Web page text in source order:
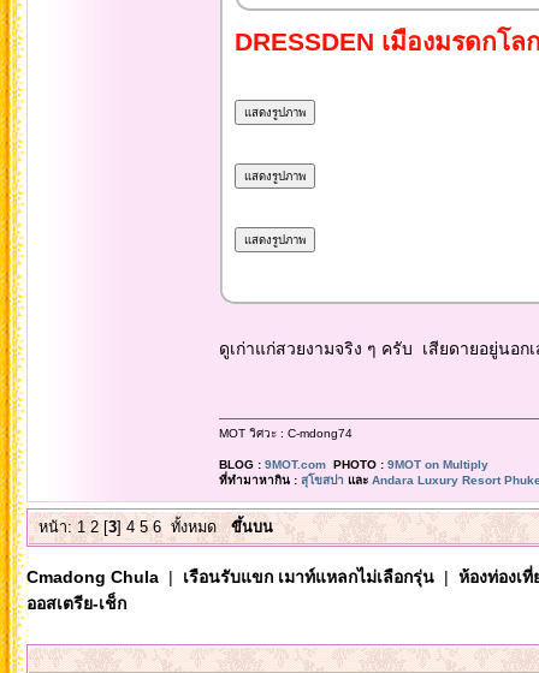
DRESSDEN เมืองมรดกโ
ดูเก่าแก่สวยงามจริง ๆ ครับ เสียดายอยู่นอ
MOT วิศวะ : C-mdong74
BLOG : 9MOT.comPHOTO : 9MOT on Multiply
ที่ทำมาหากิน : สุโขสปา และ Andara Luxury Resort
หน้า:1 2[3]4 5 6 ทั้งหมด ขึ้นบน
Cmadong Chula| เรือนรับแขก เมาท์แหลกไม่เลือกรุ่น| ห้องท่องเ
ออสเตรีย-เช็ก